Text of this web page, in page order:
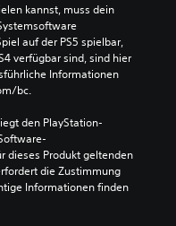
kannst, muss dein
auf der PS5 spielbar,
verfügbar sind, sind hier
Informationen
bc.
den PlayStation-
dieses Produkt geltenden
die Zustimmung
Informationen finden